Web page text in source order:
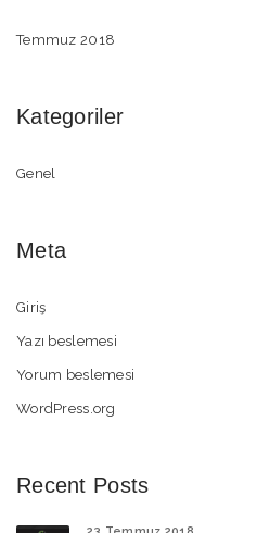
Temmuz 2018
Kategoriler
Genel
Meta
Giriş
Yazı beslemesi
Yorum beslemesi
WordPress.org
Recent Posts